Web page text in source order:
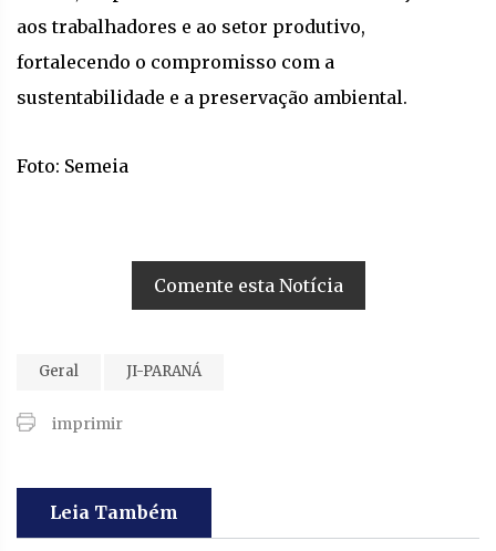
aos trabalhadores e ao setor produtivo,
fortalecendo o compromisso com a
sustentabilidade e a preservação ambiental.
Foto: Semeia
Comente esta Notícia
Geral JI-PARANÁ
imprimir
Leia Também